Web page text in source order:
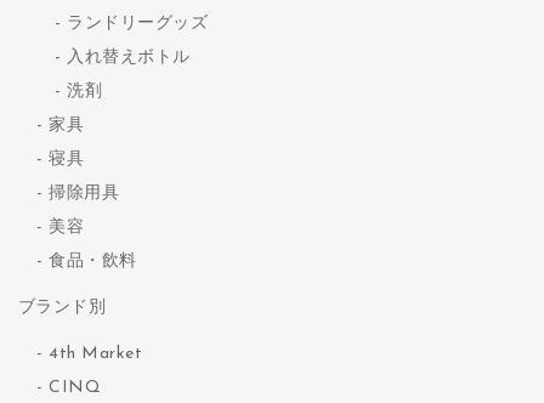
ランドリーグッズ
入れ替えボトル
洗剤
家具
寝具
掃除用具
美容
食品・飲料
ブランド別
4th Market
CINQ